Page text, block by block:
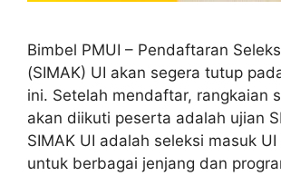
Bimbel PMUI – Pendaftaran
(SIMAK) UI akan segera tutup
ini. Setelah mendaftar, rangkaian
akan diikuti peserta adalah ujian
SIMAK UI adalah seleksi masuk
untuk berbagai jenjang dan